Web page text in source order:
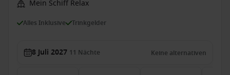
Mein Schiff Relax
Alles Inklusive Trinkgelder
8 Juli 2027 11 Nächte Keine alternativen